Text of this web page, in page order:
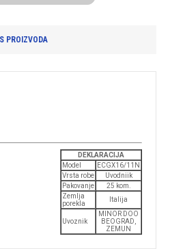
PROIZVODA
DEKLARACIJA
Model
ECGX16/11N
Vrsta robe
Uvodniik
Pakovanje
25 kom.
Zemlja
porekla
Italija
Uvoznik
MINOR DOO
BEOGRAD,
ZEMUN